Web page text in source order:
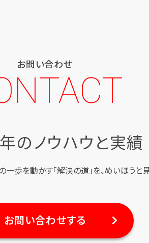
お問い合わせ
のノウハウと実績
一歩を動かす「解決の道」を、めいほうと
お問い合わせする